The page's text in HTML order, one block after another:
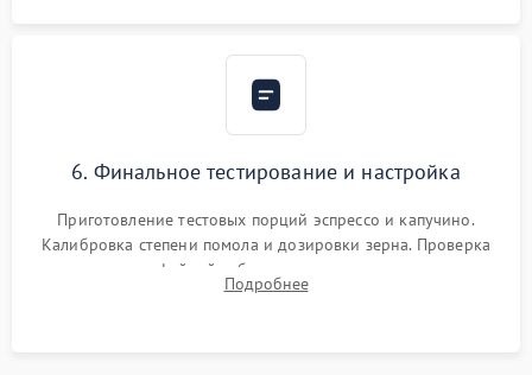
6. Финальное тестирование и настройка
Приготовление тестовых порций эспрессо и капучино.
Калибровка степени помола и дозировки зерна. Проверка
плотности кофейной таблетки, температуры напитка и
качества молочной пены. Контроль отсутствия посторонних
Подробнее